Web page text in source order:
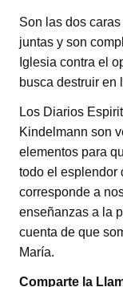
Son las dos
juntas y son
Iglesia contra el
busca destruir en
Los Diarios
Kindelmann son
elementos para
todo el esplendor
corresponde a
enseñanzas a la
cuenta de que
María.
Comparte la